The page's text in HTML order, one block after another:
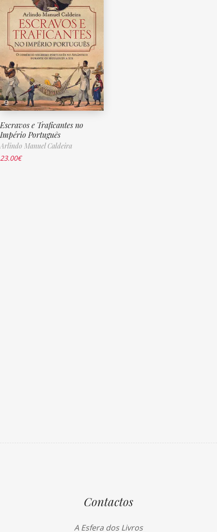
Escravos e Traficantes no
Império Português
Arlindo Manuel Caldeira
23.00€
Contactos
A Esfera dos Livros